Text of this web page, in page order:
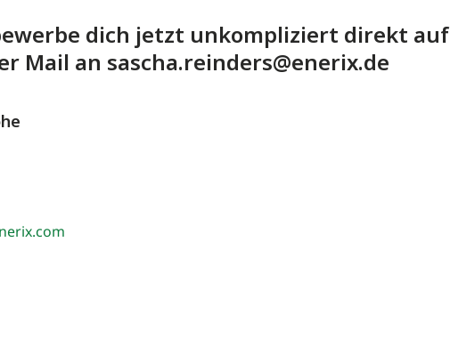
dich jetzt unkompliziert direkt auf
Mail an sascha.reinders@enerix.de